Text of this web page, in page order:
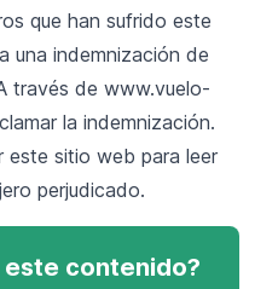
que han sufrido este
una indemnización de
través de www.vuelo-
la indemnización.
este sitio web para leer
perjudicado.
este contenido?